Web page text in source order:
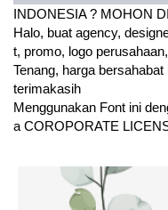
INDONESIA ? MOHON
Halo, buat agency,
t, promo, logo
Tenang, harga bersahabat
terimakasih
Menggunakan Font ini
a COROPORATE